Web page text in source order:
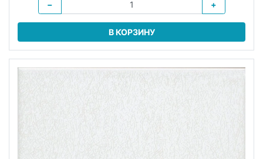
−
+
В КОРЗИНУ